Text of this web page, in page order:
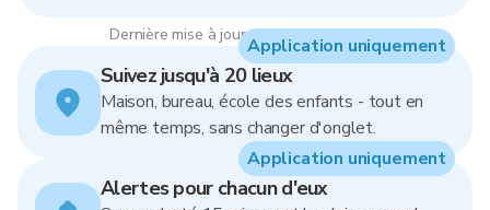
Dernière mise à jour : 18:00, 6 Aug 2026
Suivez jusqu'à 20 lieux
Maison, bureau, école des enfants - tout en
même temps, sans changer d'onglet.
Application uniquement
Alertes pour chacun d'eux
Application uniquement